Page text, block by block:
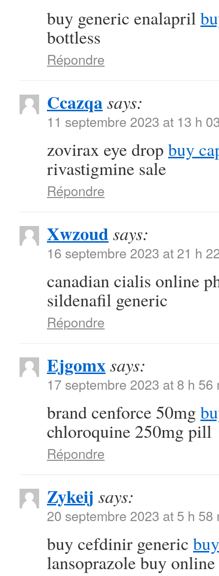
buy generic enalapril
bottless
Répondre
Ccazqasays:
11 septembre 2023 at 13 h
zovirax eye drop buy
rivastigmine sale
Répondre
Xwzoudsays:
16 septembre 2023 at 21 h
canadian cialis online
sildenafil generic
Répondre
Ejgomxsays:
17 septembre 2023 at 8 h 56
brand cenforce 50mg
chloroquine 250mg pill
Répondre
Zykeij says:
20 septembre 2023 at 5 h 58
buy cefdinir generic
lansoprazole buy online